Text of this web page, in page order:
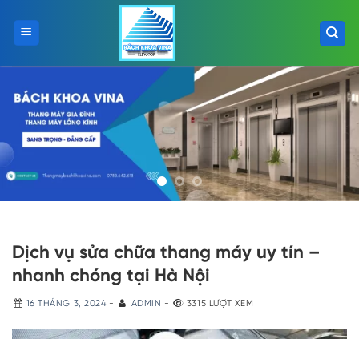
content
Dịch vụ sửa chữa thang máy uy tín –
nhanh chóng tại Hà Nội
16 THÁNG 3, 2024 - ADMIN - 3315 LƯỢT XEM